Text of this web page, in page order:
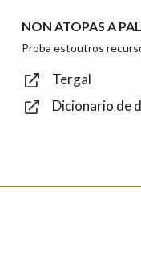
Texto de verificación
NON ATOPAS A
Proba estoutros
Tergal
Dicionario de